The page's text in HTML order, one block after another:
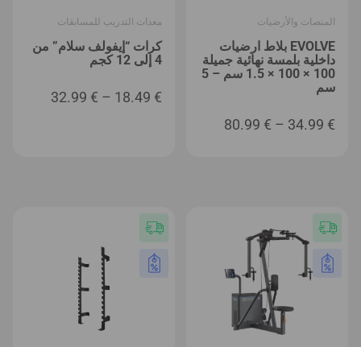
المنصات والأرضيات
EVOLVE بلاط ارضيات
داخلية بلمسة نهائية جميلة
100 × 100 × 1.5 سم – 5
سم
34.99 €
–
80.99 €
معدات التدريب للمسابقات
كرات “إيفولف سلام” من
4 إلى 12 كجم
18.49 €
–
32.99 €